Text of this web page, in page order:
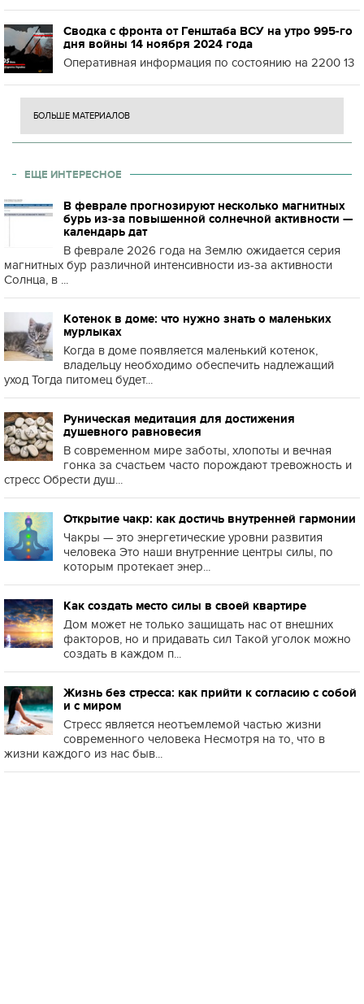
Сводка с фронта от Генштаба ВСУ на утро 995-го
дня войны 14 ноября 2024 года
Оперативная информация по состоянию на 2200 13
БОЛЬШЕ МАТЕРИАЛОВ
ЕЩЕ ИНТЕРЕСНОЕ
В феврале прогнозируют несколько магнитных
бурь из-за повышенной солнечной активности —
календарь дат
В феврале 2026 года на Землю ожидается серия
магнитных бур различной интенсивности из-за активности
Солнца, в ...
Котенок в доме: что нужно знать о маленьких
мурлыках
Когда в доме появляется маленький котенок,
владельцу необходимо обеспечить надлежащий
уход Тогда питомец будет...
Руническая медитация для достижения
душевного равновесия
В современном мире заботы, хлопоты и вечная
гонка за счастьем часто порождают тревожность и
стресс Обрести душ...
Открытие чакр: как достичь внутренней гармонии
Чакры — это энергетические уровни развития
человека Это наши внутренние центры силы, по
которым протекает энер...
Как создать место силы в своей квартире
Дом может не только защищать нас от внешних
факторов, но и придавать сил Такой уголок можно
создать в каждом п...
Жизнь без стресса: как прийти к согласию с собой
и с миром
Стресс является неотъемлемой частью жизни
современного человека Несмотря на то, что в
жизни каждого из нас быв...